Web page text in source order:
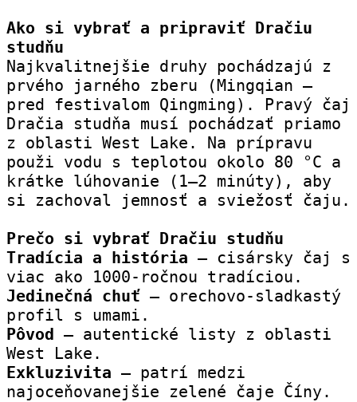
Ako si vybrať a pripraviť Dračiu
studňu
Najkvalitnejšie druhy pochádzajú z
prvého jarného zberu (Mingqian –
pred festivalom Qingming). Pravý čaj
Dračia studňa musí pochádzať priamo
z oblasti West Lake. Na prípravu
použi vodu s teplotou okolo 80 °C a
krátke lúhovanie (1–2 minúty), aby
si zachoval jemnosť a sviežosť čaju.
Prečo si vybrať Dračiu studňu
Tradícia a história – cisársky čaj s
viac ako 1000-ročnou tradíciou.
Jedinečná chuť – orechovo-sladkastý
profil s umami.
Pôvod – autentické listy z oblasti
West Lake.
Exkluzivita – patrí medzi
najoceňovanejšie zelené čaje Číny.